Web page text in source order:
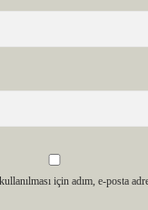
için adım, e-posta